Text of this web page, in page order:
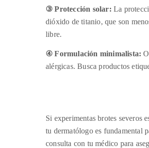
③ Protección solar: La
dióxido de titanio, que son
libre.
④ Formulación minimalista:
alérgicas. Busca productos
Si experimentas brotes severos
tu dermatólogo es fundamental
consulta con tu médico para